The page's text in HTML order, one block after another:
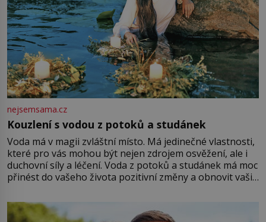
nejsemsama.cz
Kouzlení s vodou z potoků a studánek
Voda má v magii zvláštní místo. Má jedinečné vlastnosti,
které pro vás mohou být nejen zdrojem osvěžení, ale i
duchovní síly a léčení. Voda z potoků a studánek má moc
přinést do vašeho života pozitivní změny a obnovit vaši
můžete obohatit své rituály a přinést do svého života
větší harmonii a klid. Je důležité